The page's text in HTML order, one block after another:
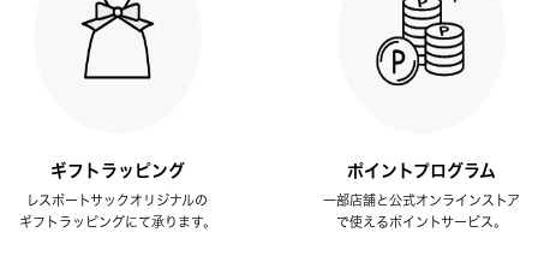
ギフトラッピング
レスポートサックオリジナルの
ギフトラッピングにて承ります。
ポイントプログラム
一部店舗と公式オンラインストア
で使えるポイントサービス。